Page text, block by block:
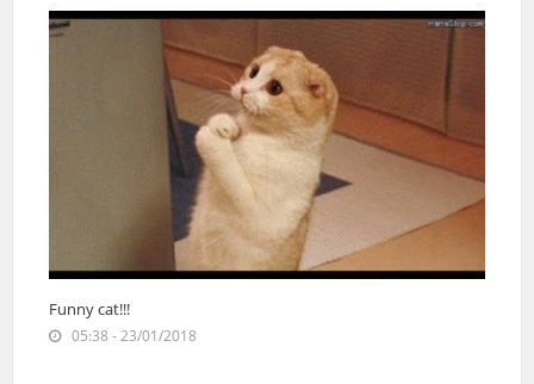
Funny cat!!!
05:38 - 23/01/2018